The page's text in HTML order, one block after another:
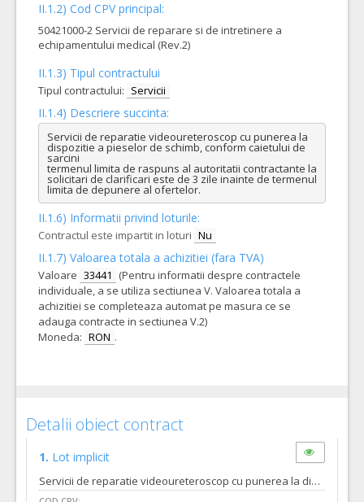
II.1.2) Cod CPV principal:
50421000-2 Servicii de reparare si de intretinere a
echipamentului medical (Rev.2)
II.1.3) Tipul contractului
Tipul contractului: Servicii
II.1.4) Descriere succinta:
Servicii de reparatie videoureteroscop cu punerea la
dispozitie a pieselor de schimb, conform caietului de
sarcini
termenul limita de raspuns al autoritatii contractante la
solicitari de clarificari este de 3 zile inainte de termenul
limita de depunere al ofertelor.
II.1.6) Informatii privind loturile:
Contractul este impartit in loturi Nu
II.1.7) Valoarea totala a achizitiei (fara TVA)
Valoare 33441
(Pentru informatii despre contractele
individuale, a se utiliza sectiunea V. Valoarea totala a
achizitiei se completeaza automat pe masura ce se
adauga contracte in sectiunea V.2)
Moneda: RON .
Detalii obiect contract
1. Lot implicit
Servicii de reparatie videoureteroscop cu punerea la dispozitie a pieselor de schimb, conform caietului de sarcini